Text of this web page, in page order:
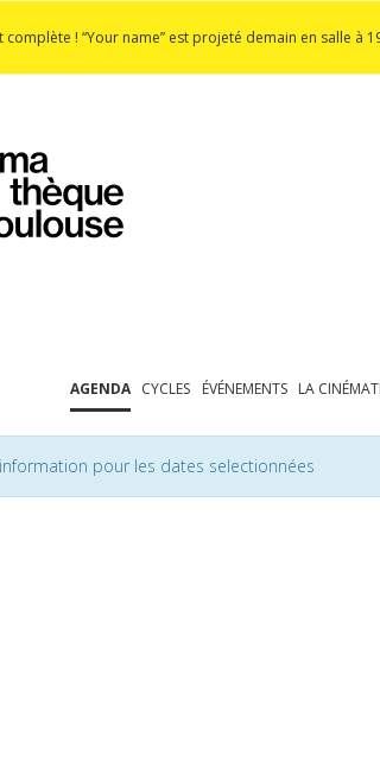
! “Your name” est projeté demain en salle à
AGENDA CYCLES ÉVÉNEMENTS LA
pour les dates selectionnées